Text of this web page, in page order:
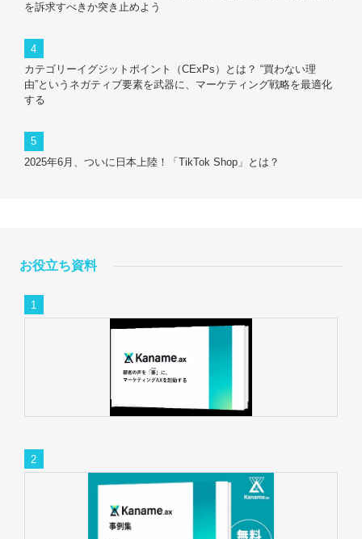
を訴求すべきか突き止めよう
カテゴリーイグジットポイント（CExPs）とは？ “買わない理
由”というネガティブ要素を武器に、マーケティング戦略を最適化
する
2025年6月、ついに日本上陸！「TikTok Shop」とは？
お役立ち資料